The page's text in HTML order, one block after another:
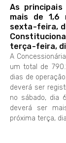
As
mais de 1,6
sexta-feira,
terça-feira,
A
um total de
dias de
deverá ser
no sábado, dia
deverá ser
próxima terça,